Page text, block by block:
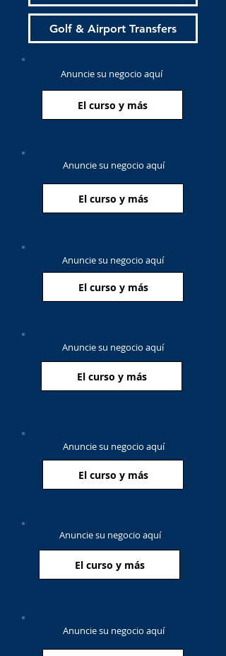
Golf & Airport Transfers
Anuncie su negocio aquí
El curso y más
Anuncie su negocio aquí
El curso y más
Anuncie su negocio aquí
El curso y más
Anuncie su negocio aquí
El curso y más
Anuncie su negocio aquí
El curso y más
Anuncie su negocio aquí
El curso y más
Anuncie su negocio aquí